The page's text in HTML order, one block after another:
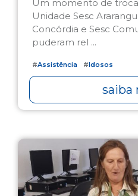
Um momento de
Unidade Sesc
Concórdia e Sesc
puderam rel ...
#Assistência #Idosos
saiba